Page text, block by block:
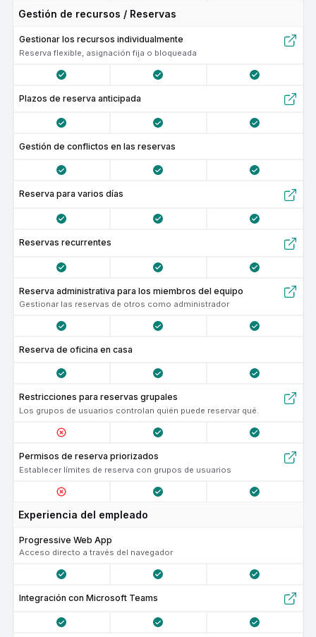
Gestión de recursos / Reservas
Gestionar los recursos individualmente
Reserva flexible, asignación fija o bloqueada
Plazos de reserva anticipada
Gestión de conflictos en las reservas
Reserva para varios días
Reservas recurrentes
Reserva administrativa para los miembros del equipo
Gestionar las reservas de otros como administrador
Reserva de oficina en casa
Restricciones para reservas grupales
Los grupos de usuarios controlan quién puede reservar qué.
Permisos de reserva priorizados
Establecer límites de reserva con grupos de usuarios
Experiencia del empleado
Progressive Web App
Acceso directo a través del navegador
Integración con Microsoft Teams